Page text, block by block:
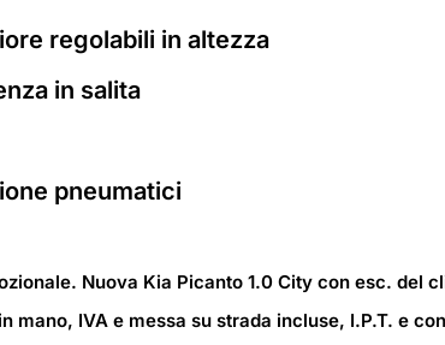
regolabili in altezza
in salita
pneumatici
Nuova Kia Picanto 1.0 City con esc. del
IVA e messa su strada incluse, I.P.T. e